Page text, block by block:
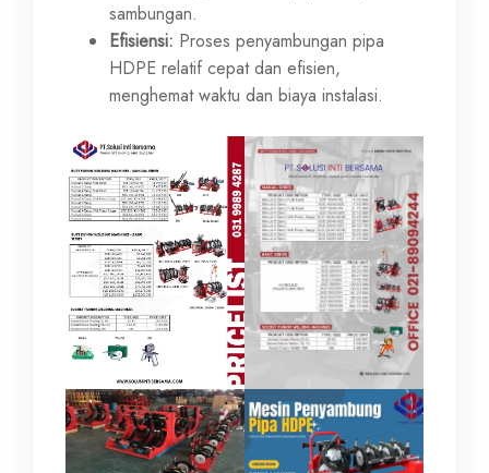
sambungan.
Efisiensi: Proses penyambungan pipa
HDPE relatif cepat dan efisien,
menghemat waktu dan biaya instalasi.